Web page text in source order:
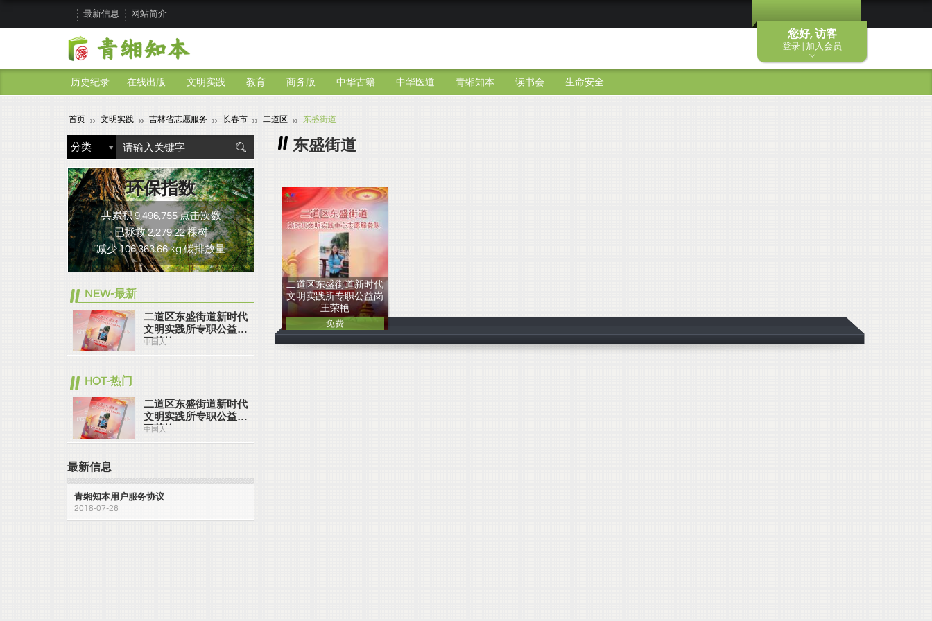
您好, 访客
登录 | 加入会员
最新信息 网站简介
历史纪录 在线出版 文明实践 教育 商务版 中华古籍 中华医道 青缃知本 读书会 生命安全
首页 文明实践 吉林省志愿服务 长春市 二道区 东盛街道
东盛街道
二道区东盛街道新时代
文明实践所专职公益岗
王荣艳
中国人
免费
环保指数
共累积 9,496,755 点击次数
已拯救 2,279.22 棵树
减少 106,363.66 kg 碳排放量
NEW-最新
二道区东盛街道新时代
文明实践所专职公益岗
王荣艳
中国人
HOT-热门
二道区东盛街道新时代
文明实践所专职公益岗
王荣艳
中国人
最新信息
青缃知本用户服务协议
2018-07-26